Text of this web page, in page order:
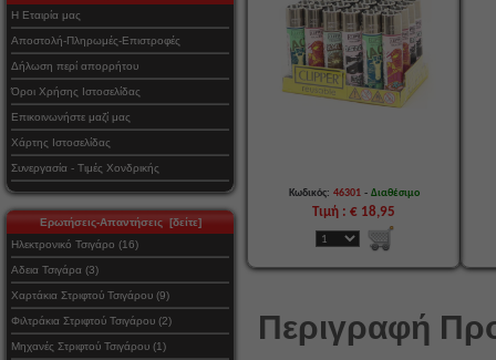
Η Εταιρία μας
Αποστολή-Πληρωμές-Επιστροφές
Δήλωση περί απορρήτου
Όροι Χρήσης Ιστοσελίδας
Επικοινωνήστε μαζί μας
Χάρτης Ιστοσελίδας
Συνεργασία - Τιμές Χονδρικής
Ερωτήσεις-Απαντήσεις [δείτε]
Ηλεκτρονικό Τσιγάρο (16)
Αδεια Τσιγάρα (3)
Χαρτάκια Στριφτού Τσιγάρου (9)
Φιλτράκια Στριφτού Τσιγάρου (2)
Μηχανές Στριφτού Τσιγάρου (1)
Κωδικός: 46301 - Διαθέσιμο
Τιμή : € 18,95
Περιγραφή